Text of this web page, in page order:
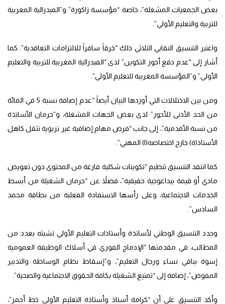
بعض الجمعيات المشغلة”، خاصة “مؤسسة زاكورة” و”الفيدرالية المغربية
للتربية والتعليم الأولي”.
واعتبر التنسيق النقابي الثلاثي ذلك “خرقاً سافراً للالتزامات التعاقدية”. كما
أشار إلى “عدم دفع أجور التكوين” لدى “الفيدرالية المغربية للتربية والتعليم
الأولي” و”المؤسسة المغربية للتعليم الأولي”.
ومن بين الاختلالات التي أوردها البيان أيضاً “عدم إضافة نسبة 5 في المائة
من الحد الأدنى للأجور” لدى بعض الجهات المشغلة، و”حرمان الأساتذة
من نسبة الأقدمية”، إلى جانب “فرض مهام إضافية غير تربوية تثقل كاهل
الأستاذ(ة) خارج اختصاصه(ا) المهني”.
كما انتقد التنسيق تنظيم “تكوينات شكلية فارغة من المحتوى دون تعويض
مادي أو قيمة بيداغوجية حقيقية”، فضلاً عن “حرمان الشغيلة من أبسط
الخدمات الاجتماعية، وعلى رأسها الاستفادة الفعلية من بطاقة محمد
السادس”.
وجدد التنسيق الوطني لأساتذة وأستاذات التعليم الأولي تشبثه بعدد من
المطالب، في مقدمتها “الإدماج الفوري في أسلاك الوظيفة العمومية
إسوة بباقي نساء ورجال التعليم”، و”إسقاط نظام الوساطة والتدبير
المفوض”، إضافة إلى “تمتيع الشغيلة بكافة الحقوق الاجتماعية والصحية”.
وأكد التنسيق على أن “كرامة أستاذ وأستاذة التعليم الأولي خط أحمر”،